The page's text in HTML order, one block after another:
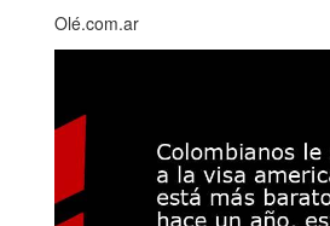
Olé.com.ar